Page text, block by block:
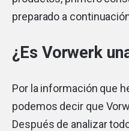
preparado a
¿Es Vorwerk
Por la información que
podemos decir que
Después de analizar